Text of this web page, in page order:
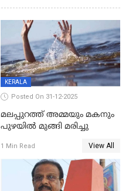
KERALA
Posted On 31-12-2025
മലപ്പുറത്ത് അമ്മയും മകനും
പുഴയിൽ മുങ്ങി മരിച്ചു
1 Min Read View All